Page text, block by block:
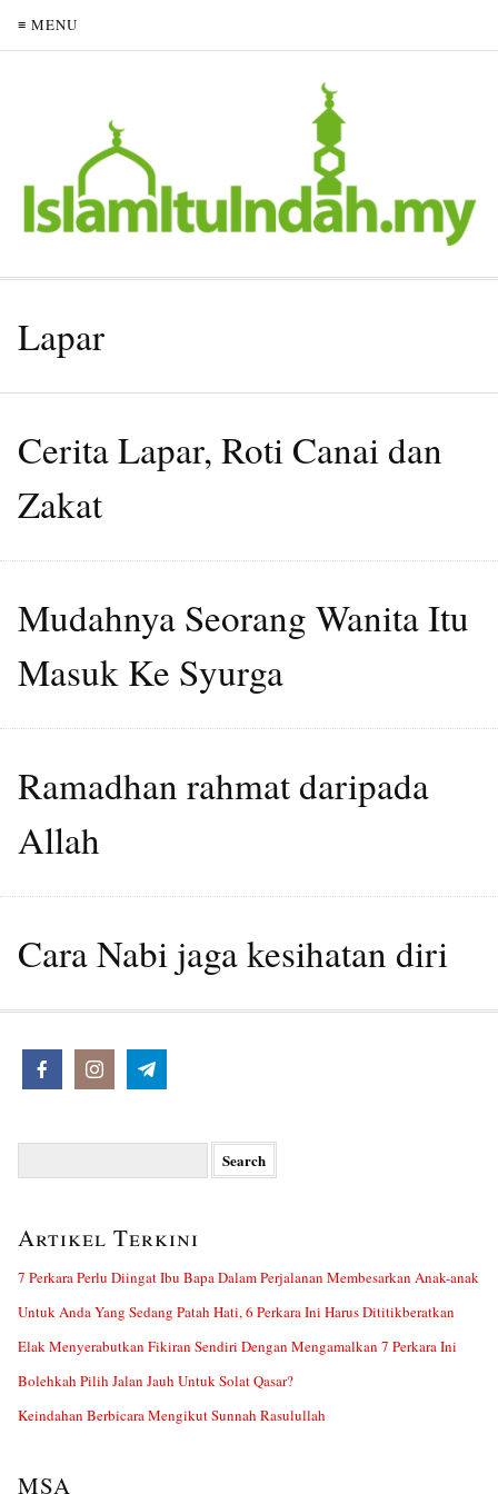
≡ MENU
Lapar
Cerita Lapar, Roti Canai dan
Zakat
Mudahnya Seorang Wanita Itu
Masuk Ke Syurga
Ramadhan rahmat daripada
Allah
Cara Nabi jaga kesihatan diri
Artikel Terkini
7 Perkara Perlu Diingat Ibu Bapa Dalam Perjalanan Membesarkan Anak-anak
Untuk Anda Yang Sedang Patah Hati, 6 Perkara Ini Harus Dititikberatkan
Elak Menyerabutkan Fikiran Sendiri Dengan Mengamalkan 7 Perkara Ini
Bolehkah Pilih Jalan Jauh Untuk Solat Qasar?
Keindahan Berbicara Mengikut Sunnah Rasulullah
MSA